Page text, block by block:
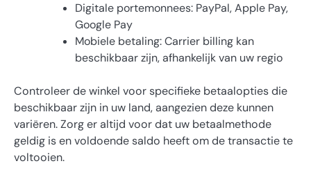
Digitale portemonnees: PayPal, Apple Pay,
Google Pay
Mobiele betaling: Carrier billing kan
beschikbaar zijn, afhankelijk van uw regio
Controleer de winkel voor specifieke betaalopties die
beschikbaar zijn in uw land, aangezien deze kunnen
variëren. Zorg er altijd voor dat uw betaalmethode
geldig is en voldoende saldo heeft om de transactie te
voltooien.